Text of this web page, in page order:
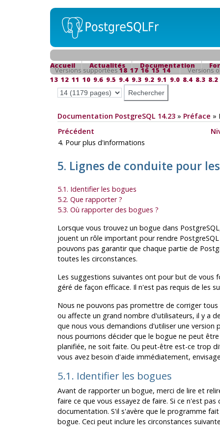
Accueil Actualités Documentation
Versions supportées18 17 16 15 14
Versions
13 12 11 10 9.6 9.5 9.4 9.3 9.2 9.1 9.0 8.4 8.3 8.2
Documentation PostgreSQL 14.23» Préface »
Précédent
4. Pour plus d'informations
5. Lignes de conduite pour
5.1. Identifier les bogues
5.2. Que rapporter ?
5.3. Où rapporter des bogues ?
Lorsque vous trouvez un bogue dans PostgreSQL
jouent un rôle important pour rendre PostgreSQL
pouvons pas garantir que chaque partie de
toutes les circonstances.
Les suggestions suivantes ont pour but de vous
géré de façon efficace. Il n'est pas requis de les
Nous ne pouvons pas promettre de corriger
ou affecte un grand nombre d'utilisateurs, il y a
que nous vous demandions d'utiliser une
nous pourrions décider que le bogue ne peut
planifiée, ne soit faite. Ou peut-être est-ce trop
vous avez besoin d'aide immédiatement,
5.1. Identifier les bogues
Avant de rapporter un bogue, merci de lire et
faire ce que vous essayez de faire. Si ce n'est
documentation. S'il s'avère que le programme
bogue. Ceci peut inclure les circonstances